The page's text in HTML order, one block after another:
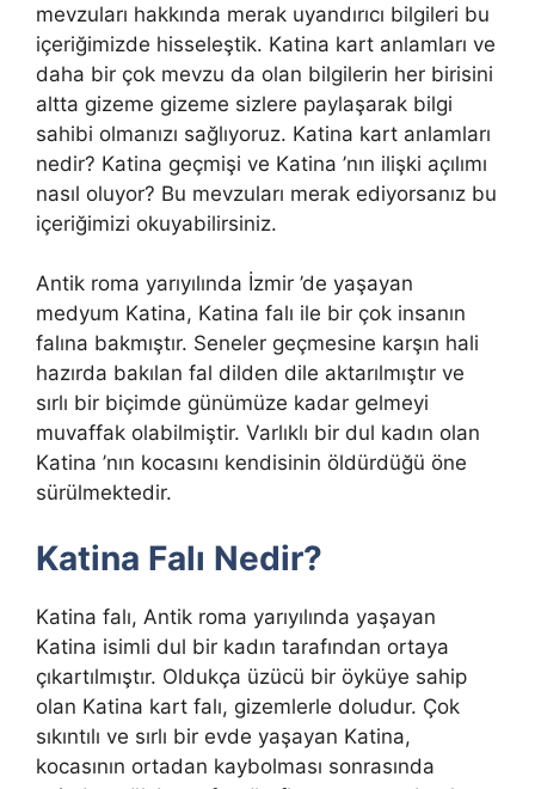
mevzuları hakkında merak uyandırıcı bilgileri bu
içeriğimizde hisseleştik. Katina kart anlamları ve
daha bir çok mevzu da olan bilgilerin her birisini
altta gizeme gizeme sizlere paylaşarak bilgi
sahibi olmanızı sağlıyoruz. Katina kart anlamları
nedir? Katina geçmişi ve Katina ’nın ilişki açılımı
nasıl oluyor? Bu mevzuları merak ediyorsanız bu
içeriğimizi okuyabilirsiniz.
Antik roma yarıyılında İzmir ’de yaşayan
medyum Katina, Katina falı ile bir çok insanın
falına bakmıştır. Seneler geçmesine karşın hali
hazırda bakılan fal dilden dile aktarılmıştır ve
sırlı bir biçimde günümüze kadar gelmeyi
muvaffak olabilmiştir. Varlıklı bir dul kadın olan
Katina ’nın kocasını kendisinin öldürdüğü öne
sürülmektedir.
Katina Falı Nedir?
Katina falı, Antik roma yarıyılında yaşayan
Katina isimli dul bir kadın tarafından ortaya
çıkartılmıştır. Oldukça üzücü bir öyküye sahip
olan Katina kart falı, gizemlerle doludur. Çok
sıkıntılı ve sırlı bir evde yaşayan Katina,
kocasının ortadan kaybolması sonrasında